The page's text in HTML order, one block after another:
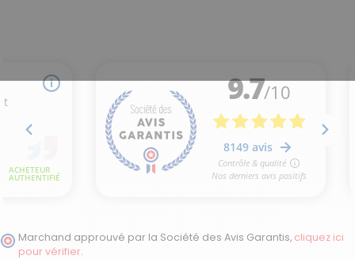
Marchand approuvé par la Société des Avis Garantis, cliquez ici
pour vérifier.